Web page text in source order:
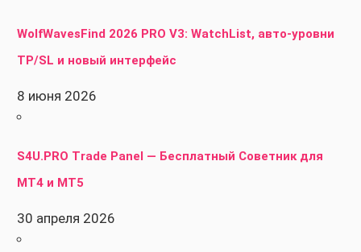
WolfWavesFind 2026 PRO V3: WatchList, авто-уровни
TP/SL и новый интерфейс
8 июня 2026
S4U.PRO Trade Panel — Бесплатный Советник для
MT4 и MT5
30 апреля 2026